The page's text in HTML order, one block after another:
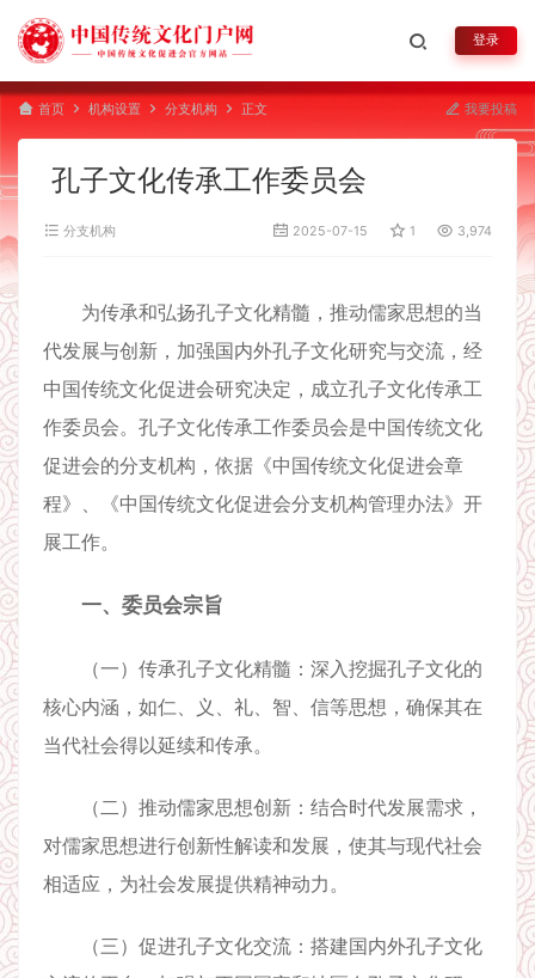
登录
首页 机构设置 分支机构 正文 我要投稿
孔子文化传承工作委员会
分支机构 2025-07-15 1 3,974
为传承和弘扬孔子文化精髓，推动儒家思想的当
代发展与创新，加强国内外孔子文化研究与交流，经
中国传统文化促进会研究决定，成立孔子文化传承工
作委员会。孔子文化传承工作委员会是中国传统文化
促进会的分支机构，依据《中国传统文化促进会章
程》、《中国传统文化促进会分支机构管理办法》开
展工作。
一、委员会宗旨
（一）传承孔子文化精髓：深入挖掘孔子文化的
核心内涵，如仁、义、礼、智、信等思想，确保其在
当代社会得以延续和传承。
（二）推动儒家思想创新：结合时代发展需求，
对儒家思想进行创新性解读和发展，使其与现代社会
相适应，为社会发展提供精神动力。
（三）促进孔子文化交流：搭建国内外孔子文化